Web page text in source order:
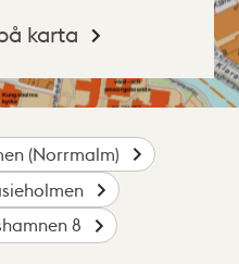
karta
(Norrmalm)
8